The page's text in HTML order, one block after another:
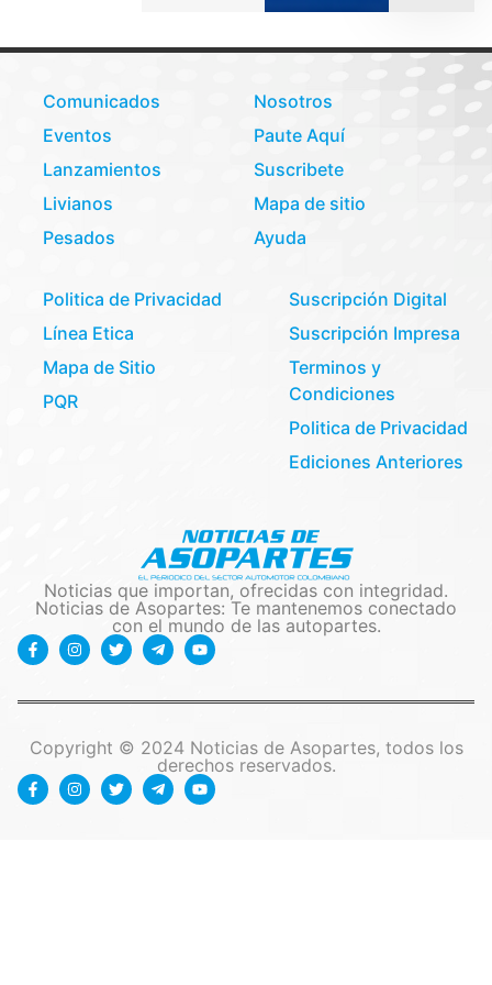
Comunicados
Eventos
Lanzamientos
Livianos
Pesados
Nosotros
Paute Aquí
Suscribete
Mapa de sitio
Ayuda
Politica de Privacidad
Línea Etica
Mapa de Sitio
PQR
Suscripción Digital
Suscripción Impresa
Terminos y
Condiciones
Politica de Privacidad
Ediciones Anteriores
Noticias que importan, ofrecidas con integridad.
Noticias de Asopartes: Te mantenemos conectado
con el mundo de las autopartes.
Copyright © 2024 Noticias de Asopartes, todos los
derechos reservados.